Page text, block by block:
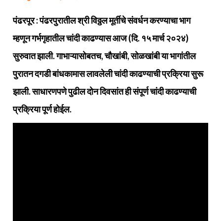
पंढरपूर : पंढरपुरातील श्री विठ्ठल मूर्तीचे संवर्धन करण्याचा भाग
म्हणून गर्भगृहातील चांदी काढण्यास आज (दि. १५ मार्च २०२४)
सुरुवात झाली. गाभाऱ्यासोबतच, चौखांबी, सोळखांबी या भागांतील
पुरातन दगडी बांधकामास लावलेली चांदी काढण्याची प्रक्रिया सुरू
झाली. साधारणपणे पुढील दोन दिवसांत ही संपूर्ण चांदी काढण्याची
प्रक्रिया पूर्ण होईल.